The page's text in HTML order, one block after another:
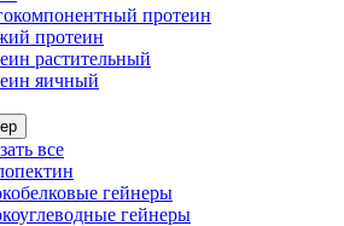
протеин
протеин
растительный
яичный
все
гейнеры
гейнеры